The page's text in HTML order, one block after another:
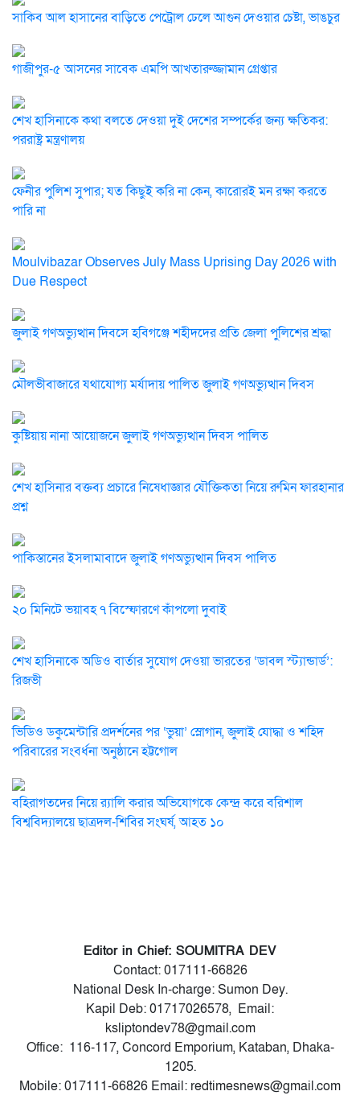
সাকিব আল হাসানের বাড়িতে পেট্রোল ঢেলে আগুন দেওয়ার চেষ্টা, ভাঙচুর
গাজীপুর-৫ আসনের সাবেক এমপি আখতারুজ্জামান গ্রেপ্তার
শেখ হাসিনাকে কথা বলতে দেওয়া দুই দেশের সম্পর্কের জন্য ক্ষতিকর:
পররাষ্ট্র মন্ত্রণালয়
ফেনীর পুলিশ সুপার; যত কিছুই করি না কেন, কারোরই মন রক্ষা করতে
পারি না
Moulvibazar Observes July Mass Uprising Day 2026 with
Due Respect
জুলাই গণঅভ্যুত্থান দিবসে হবিগঞ্জে শহীদদের প্রতি জেলা পুলিশের শ্রদ্ধা
মৌলভীবাজারে যথাযোগ্য মর্যাদায় পালিত জুলাই গণঅভ্যুত্থান দিবস
কুষ্টিয়ায় নানা আয়োজনে জুলাই গণঅভ্যুত্থান দিবস পালিত
শেখ হাসিনার বক্তব্য প্রচারে নিষেধাজ্ঞার যৌক্তিকতা নিয়ে রুমিন ফারহানার
প্রশ্ন
পাকিস্তানের ইসলামাবাদে জুলাই গণঅভ্যুত্থান দিবস পালিত
২০ মিনিটে ভয়াবহ ৭ বিস্ফোরণে কাঁপলো দুবাই
শেখ হাসিনাকে অডিও বার্তার সুযোগ দেওয়া ভারতের ‘ডাবল স্ট্যান্ডার্ড’:
রিজভী
ভিডিও ডকুমেন্টারি প্রদর্শনের পর ‘ভুয়া’ স্লোগান, জুলাই যোদ্ধা ও শহিদ
পরিবারের সংবর্ধনা অনুষ্ঠানে হট্টগোল
বহিরাগতদের নিয়ে র‍্যালি করার অভিযোগকে কেন্দ্র করে বরিশাল
বিশ্ববিদ্যালয়ে ছাত্রদল-শিবির সংঘর্ষ, আহত ১০
Editor in Chief: SOUMITRA DEV
Contact: 017111-66826
National Desk In-charge: Sumon Dey.
Kapil Deb: 01717026578, Email:
ksliptondev78@gmail.com
Office: 116-117, Concord Emporium, Kataban, Dhaka-
1205.
Mobile: 017111-66826 Email: redtimesnews@gmail.com